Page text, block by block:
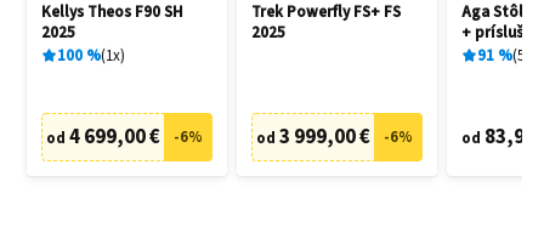
Kellys Theos F90 SH
2025
100% 1x
od 4 699,00 € -6%
Trek Powerfly FS+ FS
2025
od 3 999,00 € -6%
Aga Stôl
+
91% 5
od 83,90